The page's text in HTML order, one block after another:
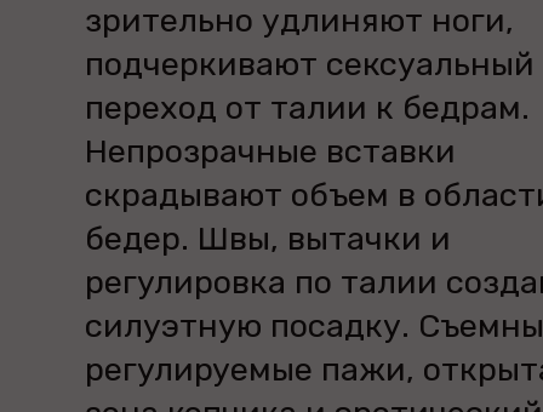
зрительно удлиняют ноги,
подчеркивают сексуальный
переход от талии к бедрам.
Непрозрачные вставки
скрадывают объем в
бедер. Швы, вытачки и
регулировка по талии
силуэтную посадку.
регулируемые пажи,